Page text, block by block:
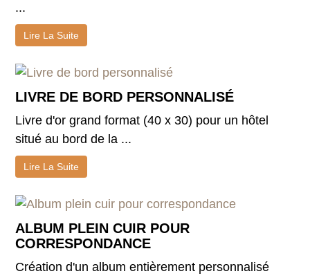
...
Lire La Suite
LIVRE DE BORD PERSONNALISÉ
Livre d'or grand format (40 x 30) pour un hôtel
situé au bord de la ...
Lire La Suite
ALBUM PLEIN CUIR POUR
CORRESPONDANCE
Création d'un album entièrement personnalisé